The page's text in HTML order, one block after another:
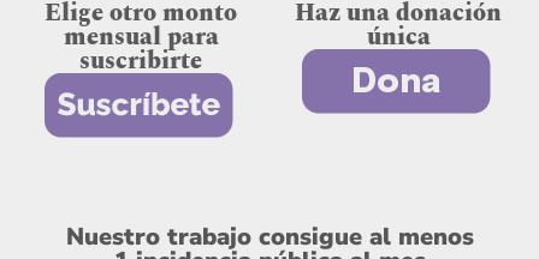
Elige otro monto
mensual para
suscribirte
Haz una donación
única
Nuestro trabajo consigue al menos